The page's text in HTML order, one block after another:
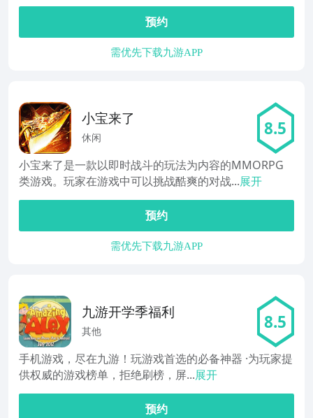
预约
需优先下载九游APP
小宝来了
休闲 8.5
小宝来了是一款以即时战斗的玩法为内容的MMORPG
类游戏。玩家在游戏中可以挑战酷爽的对战...展开
预约
需优先下载九游APP
九游开学季福利
其他 8.5
手机游戏，尽在九游！玩游戏首选的必备神器 ·为玩家提
供权威的游戏榜单，拒绝刷榜，屏...展开
预约